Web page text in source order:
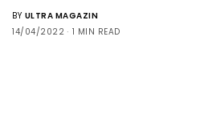
BY ULTRA MAGAZIN
14/04/2022
1 MIN READ